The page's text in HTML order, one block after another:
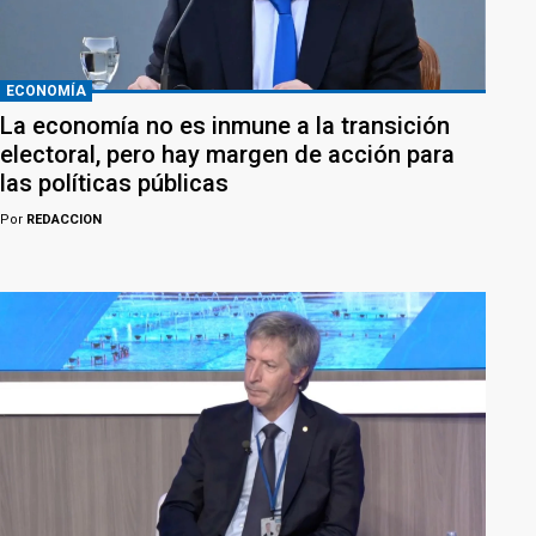
ECONOMÍA
La economía no es inmune a la transición
electoral, pero hay margen de acción para
las políticas públicas
Por REDACCION